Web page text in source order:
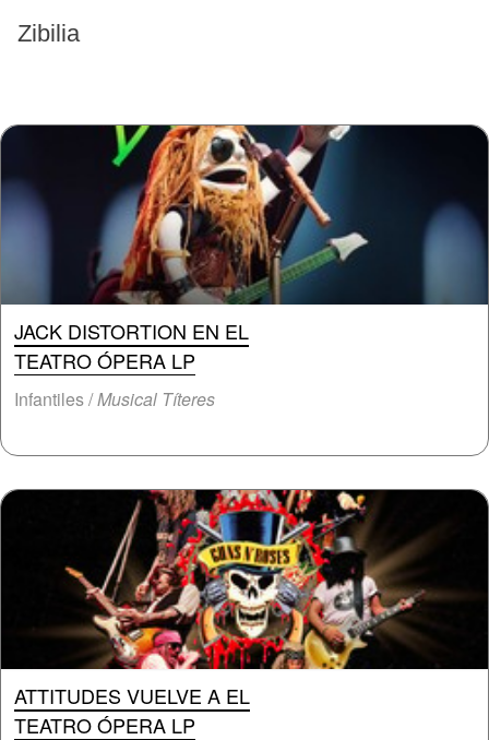
Zibilia
EVENTOS PASADOS
JACK DISTORTION EN EL
TEATRO ÓPERA LP
Infantiles /Musical Títeres
ATTITUDES VUELVE A EL
TEATRO ÓPERA LP